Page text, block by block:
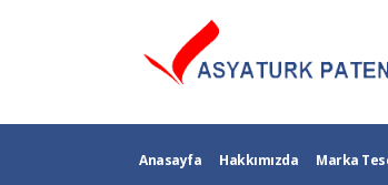
Anasayfa Hakkımızda Marka